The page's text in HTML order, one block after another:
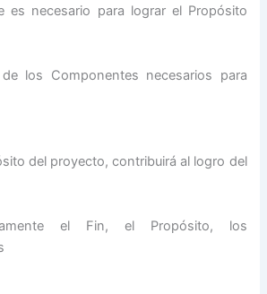
es necesario para lograr el Propósito
los Componentes necesarios para
del proyecto, contribuirá al logro del
el Fin, el Propósito, los